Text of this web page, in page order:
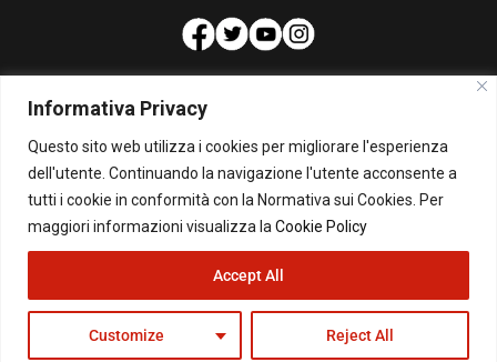
Informativa Privacy
Questo sito web utilizza i cookies per migliorare l'esperienza
dell'utente. Continuando la navigazione l'utente acconsente a
tutti i cookie in conformità con la Normativa sui Cookies. Per
maggiori informazioni visualizza la Cookie Policy
Customize Reject All
Accept All
PUBBLICITA'
Per la tua pubblicità su questo Blog:
pubblicita@beppegrillo.it
© Copyright 2026 - Il Blog di Beppe Grillo. All Rights Reserved - Powered by
happygrafic.com